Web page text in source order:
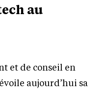
au
et de conseil en
aujourd’hui sa